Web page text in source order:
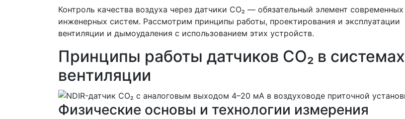
Контроль качества воздуха через датчики CO₂ — обязательный элемент современных
инженерных систем. Рассмотрим принципы работы, проектирования и эксплуатации
вентиляции и дымоудаления с использованием этих устройств.
Принципы работы датчиков CO₂ в системах
вентиляции
Физические основы и технологии измерения